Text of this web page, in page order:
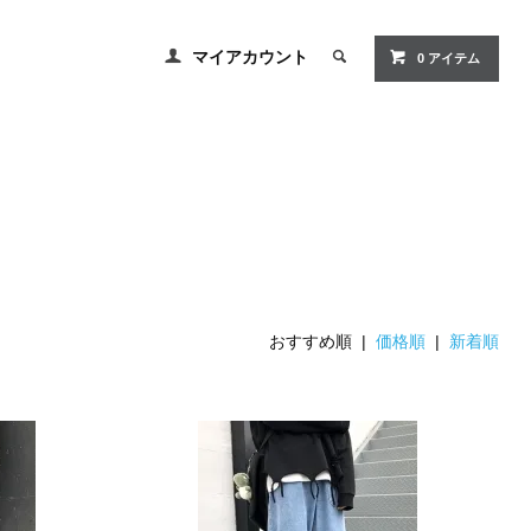
マイアカウント 0 アイテム
おすすめ順 |価格順 | 新着順